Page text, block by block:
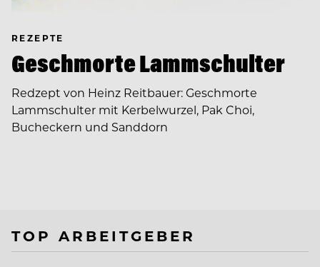
REZEPTE
Geschmorte Lammschulter
Redzept von Heinz Reitbauer: Geschmorte
Lammschulter mit Kerbelwurzel, Pak Choi,
Bucheckern und Sanddorn
TOP ARBEITGEBER